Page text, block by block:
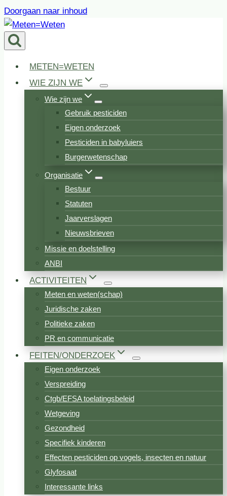
Doorgaan naar inhoud
METEN=WETEN
WIE ZIJN WE
Wie zijn we
Gebruik pesticiden
Eigen onderzoek
Pesticiden in babyluiers
Burgerwetenschap
Organisatie
Bestuur
Statuten
Jaarverslagen
Nieuwsbrieven
Missie en doelstelling
ANBI
ACTIVITEITEN
Meten en weten(schap)
Juridische zaken
Politieke zaken
PR en communicatie
FEITEN/ONDERZOEK
Eigen onderzoek
Verspreiding
Ctgb/EFSA toelatingsbeleid
Wetgeving
Gezondheid
Specifiek kinderen
Effecten pesticiden op vogels, insecten en natuur
Glyfosaat
Interessante links